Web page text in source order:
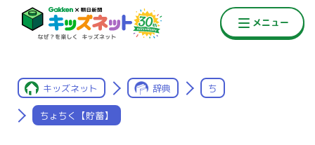
キッズネット 辞典 ち
ちょちく【貯蓄】